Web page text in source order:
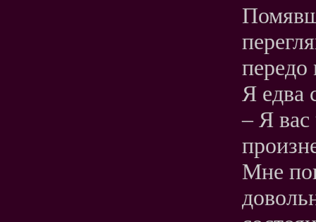
Я едва
– Я вас
Мне